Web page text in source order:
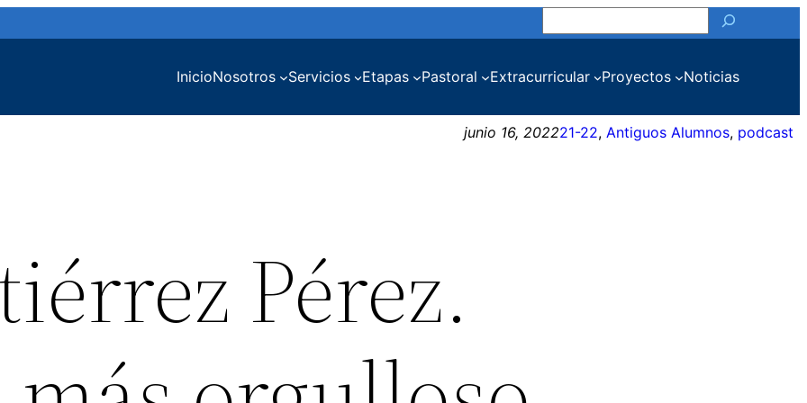
InicioNosotros Servicios Etapas Pastoral Extracurricular Proyectos Noticias
junio 16, 202221-22, Antiguos Alumnos, podcast
Pérez.